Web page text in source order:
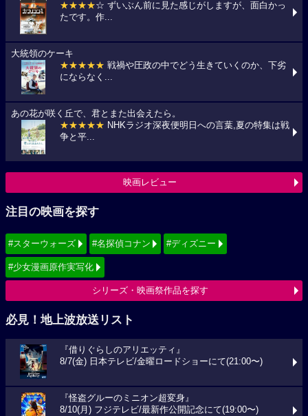
★★★★☆ ずいぶん前に見た感じがしますが、面白かっ
たです。作...
大統領のケーキ
★★★★★ 戦禍や圧政の中でどう生きていくのか、下劣
にならなく...
あの花が咲く丘で、君とまた出会えたら。
★★★★★ NHKラジオ深夜便明日への言葉,夏の特集は戦
争と平...
映画レビュー
注目の映画を探す
#スターウォーズ #名探偵コナン #ディズニー
#少女漫画原作実写化
シリーズ・映画祭作品を探す
必見！地上波放送リスト
『借りぐらしのアリエッティ』
8/7(金) 日本テレビ/金曜ロードショーにて(21:00〜)
『怪盗グルーのミニオン超変身』
8/10(月) フジテレビ/最新作公開記念にて(19:00〜)